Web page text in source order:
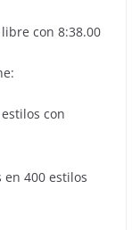
con 8:38.00
con
400 estilos